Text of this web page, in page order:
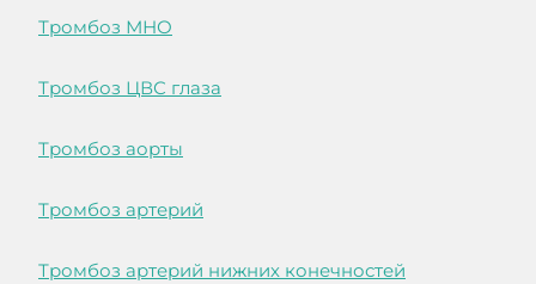
Тромбоз МНО
Тромбоз ЦВС глаза
Тромбоз аорты
Тромбоз артерий
Тромбоз артерий нижних конечностей